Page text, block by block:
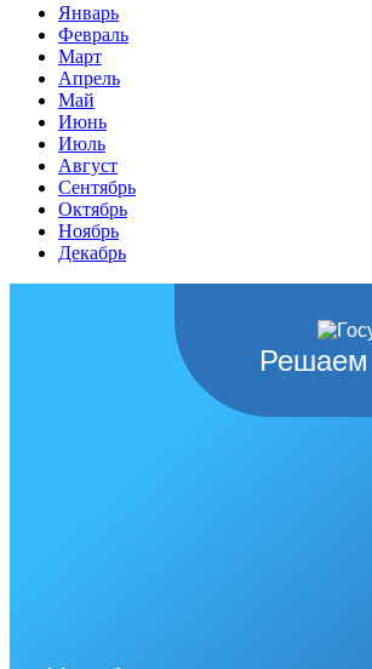
Январь
Февраль
Март
Апрель
Май
Июнь
Июль
Август
Сентябрь
Октябрь
Ноябрь
Декабрь
Решаем